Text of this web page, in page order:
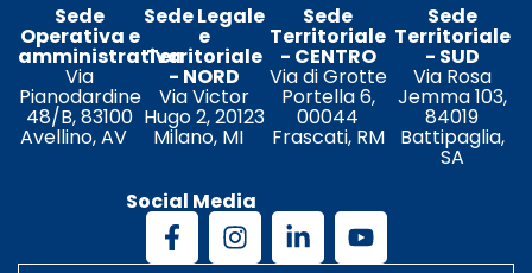
Sede
Operativa e
amministrativa
Via
Pianodardine
48/B, 83100
Avellino, AV
Sede Legale
e
Territoriale
- NORD
Via Victor
Hugo 2, 20123
Milano, MI
Sede
Territoriale
- CENTRO
Via di Grotte
Portella 6,
00044
Frascati, RM
Sede
Territoriale
- SUD
Via Rosa
Jemma 103,
84019
Battipaglia,
SA
Social Media